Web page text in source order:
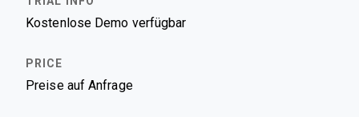
Kostenlose Demo verfügbar
Preise auf Anfrage